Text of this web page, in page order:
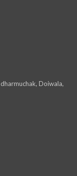
Doiwala,